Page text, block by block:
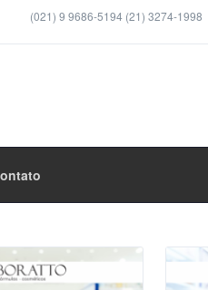
(021) 9 9686-5194 (21) 3274-1998